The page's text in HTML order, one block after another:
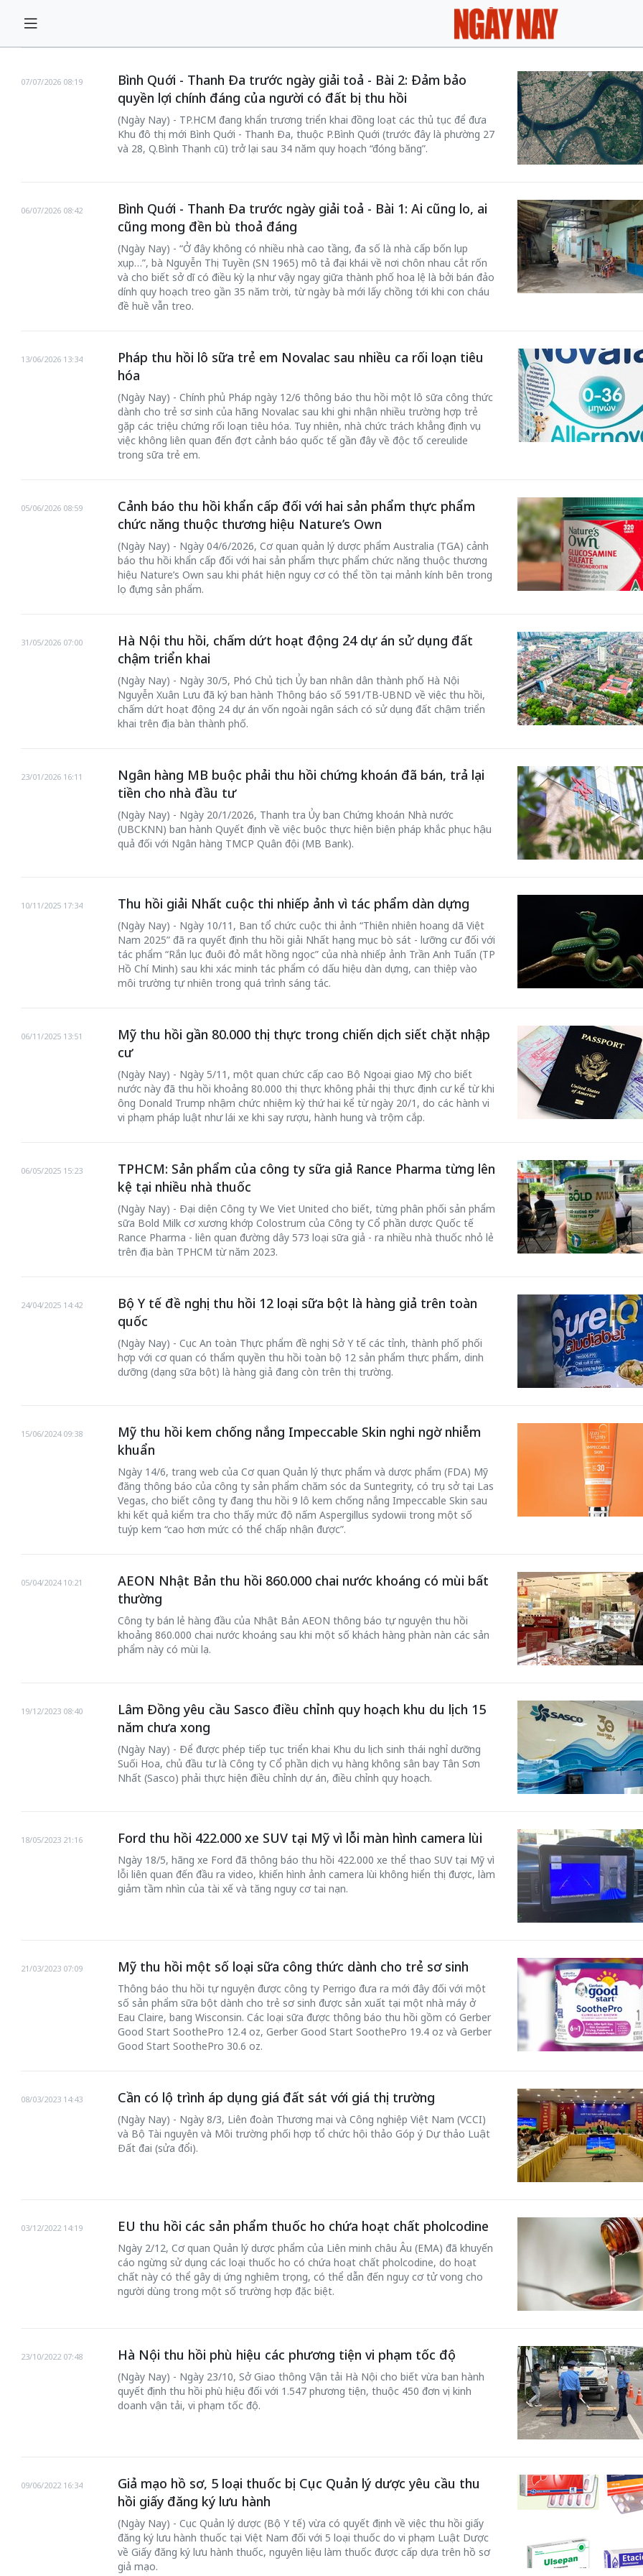
Bình Quới - Thanh Đa trước ngày giải toả - Bài 2: Đảm bảo
quyền lợi chính đáng của người có đất bị thu hồi
07/07/2026 08:19
(Ngày Nay) - TP.HCM đang khẩn trương triển khai đồng loạt các thủ tục để đưa
Khu đô thị mới Bình Quới - Thanh Đa, thuộc P.Bình Quới (trước đây là phường 27
và 28, Q.Bình Thạnh cũ) trở lại sau 34 năm quy hoạch “đóng băng”.
Bình Quới - Thanh Đa trước ngày giải toả - Bài 1: Ai cũng lo, ai
cũng mong đền bù thoả đáng
06/07/2026 08:42
(Ngày Nay) - “Ở đây không có nhiều nhà cao tầng, đa số là nhà cấp bốn lụp
xụp…”, bà Nguyễn Thị Tuyền (SN 1965) mô tả đại khái về nơi chôn nhau cắt rốn
và cho biết sở dĩ có điều kỳ lạ như vậy ngay giữa thành phố hoa lệ là bởi bán đảo
dính quy hoạch treo gần 35 năm trời, từ ngày bà mới lấy chồng tới khi con cháu
đề huề vẫn treo.
Pháp thu hồi lô sữa trẻ em Novalac sau nhiều ca rối loạn tiêu
hóa
13/06/2026 13:34
(Ngày Nay) - Chính phủ Pháp ngày 12/6 thông báo thu hồi một lô sữa công thức
dành cho trẻ sơ sinh của hãng Novalac sau khi ghi nhận nhiều trường hợp trẻ
gặp các triệu chứng rối loạn tiêu hóa. Tuy nhiên, nhà chức trách khẳng định vụ
việc không liên quan đến đợt cảnh báo quốc tế gần đây về độc tố cereulide
trong sữa trẻ em.
Cảnh báo thu hồi khẩn cấp đối với hai sản phẩm thực phẩm
chức năng thuộc thương hiệu Nature’s Own
05/06/2026 08:59
(Ngày Nay) - Ngày 04/6/2026, Cơ quan quản lý dược phẩm Australia (TGA) cảnh
báo thu hồi khẩn cấp đối với hai sản phẩm thực phẩm chức năng thuộc thương
hiệu Nature’s Own sau khi phát hiện nguy cơ có thể tồn tại mảnh kính bên trong
lọ đựng sản phẩm.
Hà Nội thu hồi, chấm dứt hoạt động 24 dự án sử dụng đất
chậm triển khai
31/05/2026 07:00
(Ngày Nay) - Ngày 30/5, Phó Chủ tịch Ủy ban nhân dân thành phố Hà Nội
Nguyễn Xuân Lưu đã ký ban hành Thông báo số 591/TB-UBND về việc thu hồi,
chấm dứt hoạt động 24 dự án vốn ngoài ngân sách có sử dụng đất chậm triển
khai trên địa bàn thành phố.
Ngân hàng MB buộc phải thu hồi chứng khoán đã bán, trả lại
tiền cho nhà đầu tư
23/01/2026 16:11
(Ngày Nay) - Ngày 20/1/2026, Thanh tra Ủy ban Chứng khoán Nhà nước
(UBCKNN) ban hành Quyết định về việc buộc thực hiện biện pháp khắc phục hậu
quả đối với Ngân hàng TMCP Quân đội (MB Bank).
Thu hồi giải Nhất cuộc thi nhiếp ảnh vì tác phẩm dàn dựng
10/11/2025 17:34
(Ngày Nay) - Ngày 10/11, Ban tổ chức cuộc thi ảnh “Thiên nhiên hoang dã Việt
Nam 2025” đã ra quyết định thu hồi giải Nhất hạng mục bò sát - lưỡng cư đối với
tác phẩm “Rắn lục đuôi đỏ mắt hồng ngọc” của nhà nhiếp ảnh Trần Anh Tuấn (TP
Hồ Chí Minh) sau khi xác minh tác phẩm có dấu hiệu dàn dựng, can thiệp vào
môi trường tự nhiên trong quá trình sáng tác.
Mỹ thu hồi gần 80.000 thị thực trong chiến dịch siết chặt nhập
cư
06/11/2025 13:51
(Ngày Nay) - Ngày 5/11, một quan chức cấp cao Bộ Ngoại giao Mỹ cho biết
nước này đã thu hồi khoảng 80.000 thị thực không phải thị thực định cư kể từ khi
ông Donald Trump nhậm chức nhiệm kỳ thứ hai kể từ ngày 20/1, do các hành vi
vi phạm pháp luật như lái xe khi say rượu, hành hung và trộm cắp.
TPHCM: Sản phẩm của công ty sữa giả Rance Pharma từng lên
kệ tại nhiều nhà thuốc
06/05/2025 15:23
(Ngày Nay) - Đại diện Công ty We Viet United cho biết, từng phân phối sản phẩm
sữa Bold Milk cơ xương khớp Colostrum của Công ty Cổ phần dược Quốc tế
Rance Pharma - liên quan đường dây 573 loại sữa giả - ra nhiều nhà thuốc nhỏ lẻ
trên địa bàn TPHCM từ năm 2023.
Bộ Y tế đề nghị thu hồi 12 loại sữa bột là hàng giả trên toàn
quốc
24/04/2025 14:42
(Ngày Nay) - Cục An toàn Thực phẩm đề nghị Sở Y tế các tỉnh, thành phố phối
hợp với cơ quan có thẩm quyền thu hồi toàn bộ 12 sản phẩm thực phẩm, dinh
dưỡng (dạng sữa bột) là hàng giả đang còn trên thị trường.
Mỹ thu hồi kem chống nắng Impeccable Skin nghi ngờ nhiễm
khuẩn
15/06/2024 09:38
Ngày 14/6, trang web của Cơ quan Quản lý thực phẩm và dược phẩm (FDA) Mỹ
đăng thông báo của công ty sản phẩm chăm sóc da Suntegrity, có trụ sở tại Las
Vegas, cho biết công ty đang thu hồi 9 lô kem chống nắng Impeccable Skin sau
khi kết quả kiểm tra cho thấy mức độ nấm Aspergillus sydowii trong một số
tuýp kem “cao hơn mức có thể chấp nhận được”.
AEON Nhật Bản thu hồi 860.000 chai nước khoáng có mùi bất
thường
05/04/2024 10:21
Công ty bán lẻ hàng đầu của Nhật Bản AEON thông báo tự nguyện thu hồi
khoảng 860.000 chai nước khoáng sau khi một số khách hàng phàn nàn các sản
phẩm này có mùi lạ.
Lâm Đồng yêu cầu Sasco điều chỉnh quy hoạch khu du lịch 15
năm chưa xong
19/12/2023 08:40
(Ngày Nay) - Để được phép tiếp tục triển khai Khu du lịch sinh thái nghỉ dưỡng
Suối Hoa, chủ đầu tư là Công ty Cổ phần dịch vụ hàng không sân bay Tân Sơn
Nhất (Sasco) phải thực hiện điều chỉnh dự án, điều chỉnh quy hoạch.
Ford thu hồi 422.000 xe SUV tại Mỹ vì lỗi màn hình camera lùi
18/05/2023 21:16
Ngày 18/5, hãng xe Ford đã thông báo thu hồi 422.000 xe thể thao SUV tại Mỹ vì
lỗi liên quan đến đầu ra video, khiến hình ảnh camera lùi không hiển thị được, làm
giảm tầm nhìn của tài xế và tăng nguy cơ tai nạn.
Mỹ thu hồi một số loại sữa công thức dành cho trẻ sơ sinh
21/03/2023 07:09
Thông báo thu hồi tự nguyện được công ty Perrigo đưa ra mới đây đối với một
số sản phẩm sữa bột dành cho trẻ sơ sinh được sản xuất tại một nhà máy ở
Eau Claire, bang Wisconsin. Các loại sữa được thông báo thu hồi gồm có Gerber
Good Start SoothePro 12.4 oz, Gerber Good Start SoothePro 19.4 oz và Gerber
Good Start SoothePro 30.6 oz.
Cần có lộ trình áp dụng giá đất sát với giá thị trường
08/03/2023 14:43
(Ngày Nay) - Ngày 8/3, Liên đoàn Thương mại và Công nghiệp Việt Nam (VCCI)
và Bộ Tài nguyên và Môi trường phối hợp tổ chức hội thảo Góp ý Dự thảo Luật
Đất đai (sửa đổi).
EU thu hồi các sản phẩm thuốc ho chứa hoạt chất pholcodine
03/12/2022 14:19
Ngày 2/12, Cơ quan Quản lý dược phẩm của Liên minh châu Âu (EMA) đã khuyến
cáo ngừng sử dụng các loại thuốc ho có chứa hoạt chất pholcodine, do hoạt
chất này có thể gây dị ứng nghiêm trọng, có thể dẫn đến nguy cơ tử vong cho
người dùng trong một số trường hợp đặc biệt.
Hà Nội thu hồi phù hiệu các phương tiện vi phạm tốc độ
23/10/2022 07:48
(Ngày Nay) - Ngày 23/10, Sở Giao thông Vận tải Hà Nội cho biết vừa ban hành
quyết định thu hồi phù hiệu đối với 1.547 phương tiện, thuộc 450 đơn vị kinh
doanh vận tải, vi phạm tốc độ.
Giả mạo hồ sơ, 5 loại thuốc bị Cục Quản lý dược yêu cầu thu
hồi giấy đăng ký lưu hành
09/06/2022 16:34
(Ngày Nay) - Cục Quản lý dược (Bộ Y tế) vừa có quyết định về việc thu hồi giấy
đăng ký lưu hành thuốc tại Việt Nam đối với 5 loại thuốc do vi phạm Luật Dược
về Giấy đăng ký lưu hành thuốc, nguyên liệu làm thuốc được cấp dựa trên hồ sơ
giả mạo.
của những chiếc
trên không gian
Khách đến chơi nhà
Bắc Biên - Giữ một
làng ven sông Hồng
Nội
TS. Trần Kim Hào
Hà Nội vững bước vào
không gian phát triển
mới - Kỳ 5: Thủ đô qua
50 năm Việt Nam gia
nhập UNESCO: Khơi
nguồn nội lực văn hóa,
định hình vị thế kiến
tạo | Kỳ 4: Sáng kiến
50 năm Việt Nam gia
nguồn nội lực văn hóa,
định hình vị thế kiến
quốc tế bằng bản lĩnh
nhập
nguồn nội lực
định hình vị
tạo | Kỳ 1:
hòa bình thể
quyết định